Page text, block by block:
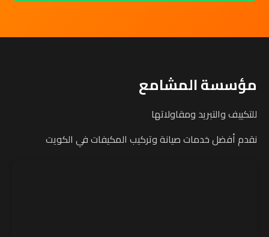
مؤسسة المشامع
للتكييف والتبريد ومقاولاتها
نقدم أفضل خدمات صيانة وتركيب المكيفات في الكويت